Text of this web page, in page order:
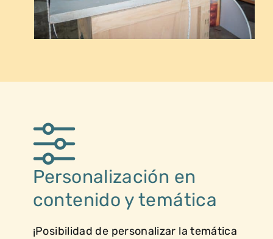
Personalización en
contenido y temática
¡Posibilidad de personalizar la temática